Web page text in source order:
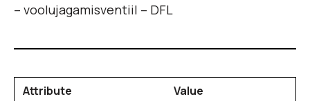
– voolujagamisventiil – DFL
Attribute
Value